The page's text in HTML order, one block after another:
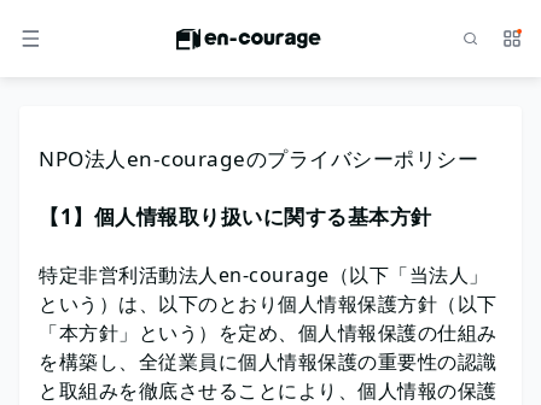
メニュー サ
NPO法人en-courageのプライバシーポリシー
【1】個人情報取り扱いに関する基本方針
特定非営利活動法人en-courage（以下「当法人」
という）は、以下のとおり個人情報保護方針（以下
「本方針」という）を定め、個人情報保護の仕組み
を構築し、全従業員に個人情報保護の重要性の認識
と取組みを徹底させることにより、個人情報の保護